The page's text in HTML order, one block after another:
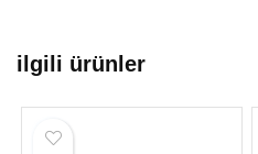
ilgili ürünler